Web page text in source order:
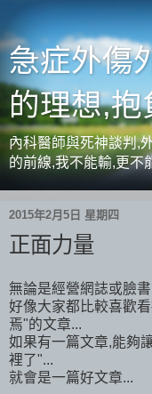
急症外傷
的理想,抱
內科醫師與死神談判,
的前線,我不能輸,更不
2015年2月5日 星期四
正面力量
無論是經營網誌或臉
好像大家都比較喜歡
焉"的文章...
如果有一篇文章,能夠
裡了"...
就會是一篇好文章...